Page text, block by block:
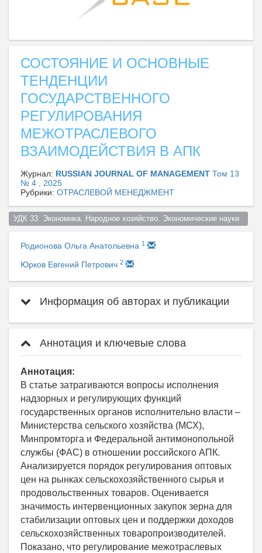
СОСТОЯНИЕ И ОСНОВНЫЕ
ТЕНДЕНЦИИ
ГОСУДАРСТВЕННОГО
РЕГУЛИРОВАНИЯ
МЕЖОТРАСЛЕВОГО
ВЗАИМОДЕЙСТВИЯ В АПК
Журнал: RUSSIAN JOURNAL OF MANAGEMENT Том 13
№ 4 , 2025
Рубрики: ОТРАСЛЕВОЙ МЕНЕДЖМЕНТ
УДК 33  Экономика. Народное хозяйство. Экономические науки
Родионова Ольга Анатольевна 1
Юрков Евгений Петрович 2
Информация об авторах и публикации
Аннотация и ключевые слова
Аннотация:
В статье затрагиваются вопросы исполнения
надзорных и регулирующих функций
государственных органов исполнительно власти –
Министерства сельского хозяйства (МСХ),
Минпромторга и Федеральной антимонопольной
службы (ФАС) в отношении российского АПК.
Анализируется порядок регулирования оптовых
цен на рынках сельскохозяйственного сырья и
продовольственных товаров. Оценивается
значимость интервенционных закупок зерна для
стабилизации оптовых цен и поддержки доходов
сельскохозяйственных товаропроизводителей.
Показано, что регулирование межотраслевых